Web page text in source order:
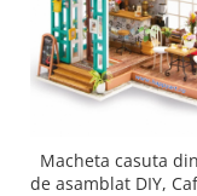
Macheta casuta
de asamblat DIY,